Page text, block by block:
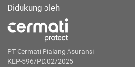
Didukung oleh
PT Cermati Pialang Asuransi
KEP-596/PD.02/2025